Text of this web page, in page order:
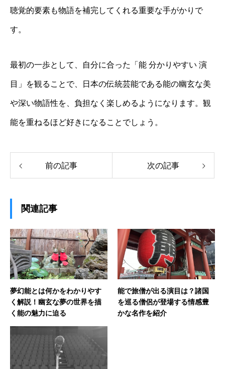
聴覚的要素も物語を補完してくれる重要な手がかりで
す。
最初の一歩として、自分に合った「能 分かりやすい 演
目」を観ることで、日本の伝統芸能である能の幽玄な美
や深い物語性を、負担なく楽しめるようになります。観
能を重ねるほど好きになることでしょう。
前の記事 次の記事
関連記事
夢幻能とは何かをわかりやす
く解説！幽玄な夢の世界を描
く能の魅力に迫る
能で旅僧が出る演目は？諸国
を巡る僧侶が登場する情感豊
かな名作を紹介